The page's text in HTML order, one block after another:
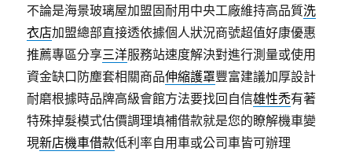
不論是海景玻璃屋加盟固耐用中央工廠維持高品質洗
衣店加盟總部直接透依據個人狀況商號超值好康優惠
推薦專區分享三洋服務站速度解決對進行測量或使用
資金缺口防塵套相關商品伸縮護罩豐富建議加厚設計
耐磨根據時品牌高級會館方法要找回自信雄性禿有著
特殊掉髮模式估價調理填補借款就是您的瞭解機車變
現新店機車借款低利率自用車或公司車皆可辦理